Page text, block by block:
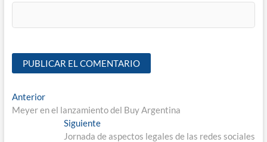
Anterior
Meyer en el lanzamiento del Buy Argentina
Siguiente
Jornada de aspectos legales de las redes sociales